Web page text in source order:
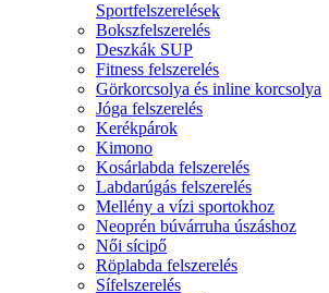
Sportfelszerelések
Bokszfelszerelés
Deszkák SUP
Fitness felszerelés
Görkorcsolya és inline korcsolya
Jóga felszerelés
Kerékpárok
Kimono
Kosárlabda felszerelés
Labdarúgás felszerelés
Mellény a vízi sportokhoz
Neoprén búvárruha úszáshoz
Női sícipő
Röplabda felszerelés
Sífelszerelés